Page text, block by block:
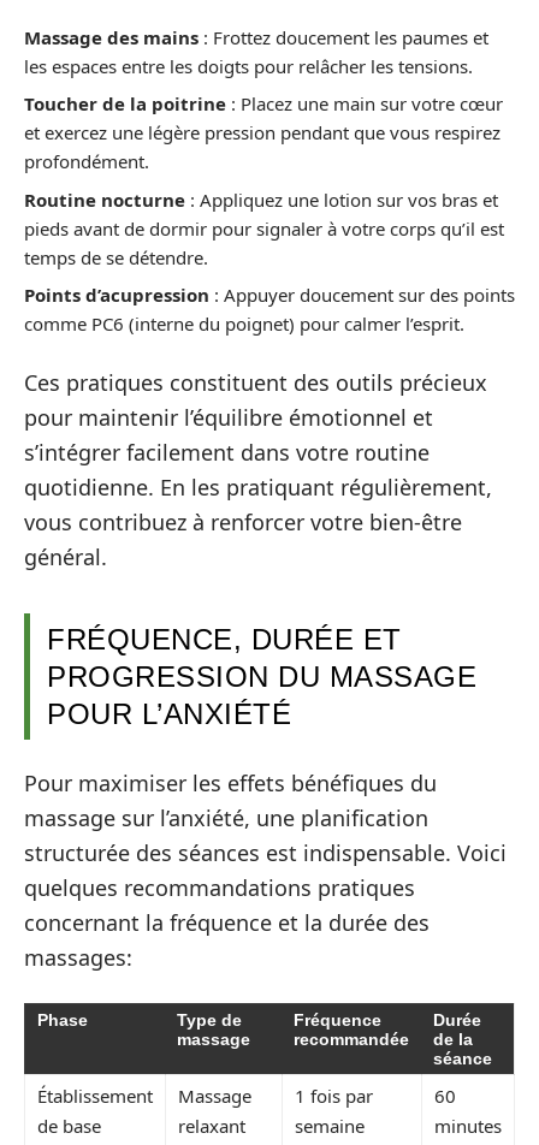
Massage des mains : Frottez doucement les paumes et
les espaces entre les doigts pour relâcher les tensions.
Toucher de la poitrine : Placez une main sur votre cœur
et exercez une légère pression pendant que vous respirez
profondément.
Routine nocturne : Appliquez une lotion sur vos bras et
pieds avant de dormir pour signaler à votre corps qu’il est
temps de se détendre.
Points d’acupression : Appuyer doucement sur des points
comme PC6 (interne du poignet) pour calmer l’esprit.
Ces pratiques constituent des outils précieux
pour maintenir l’équilibre émotionnel et
s’intégrer facilement dans votre routine
quotidienne. En les pratiquant régulièrement,
vous contribuez à renforcer votre bien-être
général.
FRÉQUENCE, DURÉE ET
PROGRESSION DU MASSAGE
POUR L’ANXIÉTÉ
Pour maximiser les effets bénéfiques du
massage sur l’anxiété, une planification
structurée des séances est indispensable. Voici
quelques recommandations pratiques
concernant la fréquence et la durée des
massages:
Phase
Type de
massage
Fréquence
recommandée
Durée
de la
séance
Établissement
de base
Massage
relaxant
1 fois par
semaine
60
minutes